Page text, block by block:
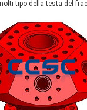
tipo della testa del